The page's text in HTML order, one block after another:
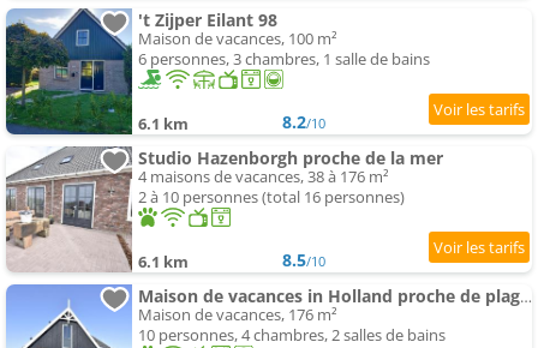
't Zijper Eilant 98
Maison de vacances, 100 m²
6 personnes, 3 chambres, 1 salle de bains
6.1 km 8.2/10
Studio Hazenborgh proche de la mer
4 maisons de vacances, 38 à 176 m²
2 à 10 personnes (total 16 personnes)
6.1 km 8.5/10
Maison de vacances in Holland proche de plages
Maison de vacances, 176 m²
10 personnes, 4 chambres, 2 salles de bains